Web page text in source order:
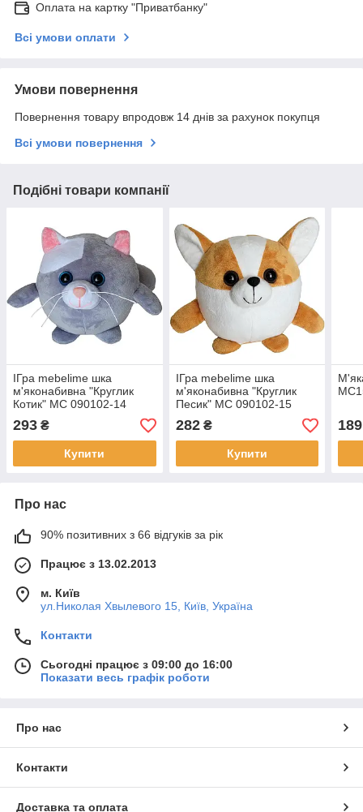
Оплата на картку "Приватбанку"
Всі умови оплати
Умови повернення
Повернення товару впродовж 14 днів за рахунок покупця
Всі умови повернення
Подібні товари компанії
ІГра mebelime шка
м'яконабивна "Круглик
Котик" МС 090102-14
293 ₴
Купити
ІГра mebelime шка
м'яконабивна "Круглик
Песик" МС 090102-15
282₴
Купити
189
Про нас
90% позитивних з 66 відгуків за рік
Працює з 13.02.2013
м. Київ
ул.Николая Хвылевого 15, Київ, Україна
Контакти
Сьогодні працює з 09:00 до 16:00
Показати весь графік роботи
Про нас
Контакти
Доставка та оплата